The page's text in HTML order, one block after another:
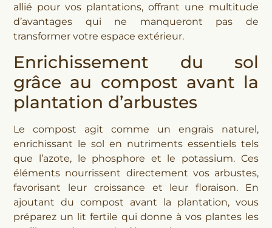
allié pour vos plantations, offrant une multitude
d’avantages qui ne manqueront pas de
transformer votre espace extérieur.
Enrichissement du sol
grâce au compost avant la
plantation d’arbustes
Le compost agit comme un engrais naturel,
enrichissant le sol en nutriments essentiels tels
que l’azote, le phosphore et le potassium. Ces
éléments nourrissent directement vos arbustes,
favorisant leur croissance et leur floraison. En
ajoutant du compost avant la plantation, vous
préparez un lit fertile qui donne à vos plantes les